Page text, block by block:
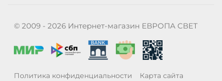
© 2009 - 2026 Интернет-магазин ЕВРОПА СВЕТ
Политика конфиденциальности Карта сайта